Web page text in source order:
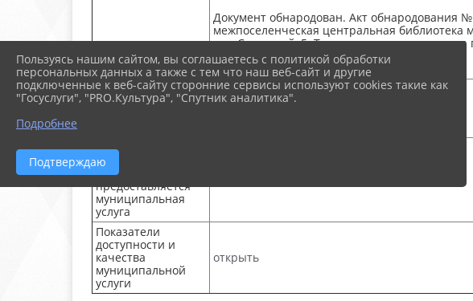
Документ обнародован. Акт обнародования
межпоселенческая центральная
пер Советский, 5; Тимашевское отделение
ул.Ленина, 154 А.
Формы заявлений
и образцы их
Скачать форму
Требования к
помещениям, в
которых
предоставляется
муниципальная
услуга
Показатели
доступности и
качества
муниципальной
услуги
открыть
Пользуясь нашим сайтом, вы соглашаетесь с политикой обработки
персональных данных а также с тем что наш веб-сайт и другие
подключенные к веб-сайту сторонние сервисы используют cookies такие как
"Госуслуги", "PRO.Культура", "Спутник аналитика".
Подробнее
Подтверждаю